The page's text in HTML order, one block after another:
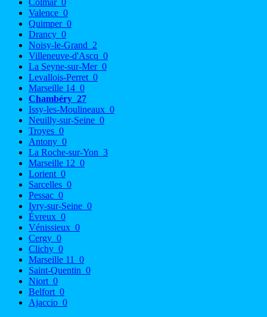
Valence 0
Quimper 0
Drancy 0
Noisy-le-Grand 2
Villeneuve-d'Ascq 0
La Seyne-sur-Mer 0
Levallois-Perret 0
Marseille 14 0
Chambéry 27
Issy-les-Moulineaux 0
Neuilly-sur-Seine 0
Troyes 0
Antony 0
La Roche-sur-Yon 3
Marseille 12 0
Lorient 0
Sarcelles 0
Pessac 0
Ivry-sur-Seine 0
Évreux 0
Vénissieux 0
Cergy 0
Clichy 0
Marseille 11
0
Saint-Quentin 0
Niort 0
Belfort 0
Ajaccio 0